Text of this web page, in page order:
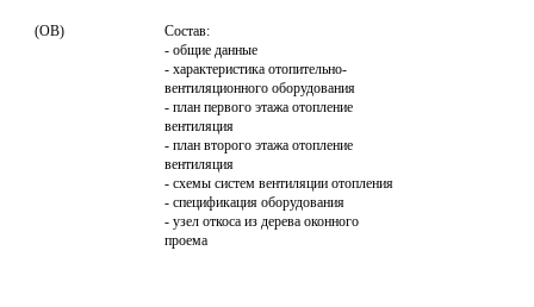
(ОВ)
Состав:
- общие данные
- характеристика отопительно-
вентиляционного оборудования
- план первого этажа отопление
вентиляция
- план второго этажа отопление
вентиляция
- схемы систем вентиляции отопления
- спецификация оборудования
- узел откоса из дерева оконного
проема